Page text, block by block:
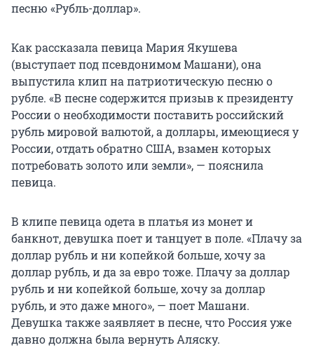
песню «Рубль-доллар».
Как рассказала певица Мария Якушева
(выступает под псевдонимом Машани), она
выпустила клип на патриотическую песню о
рубле. «В песне содержится призыв к президенту
России о необходимости поставить российский
рубль мировой валютой, а доллары, имеющиеся у
России, отдать обратно США, взамен которых
потребовать золото или земли», — пояснила
певица.
В клипе певица одета в платья из монет и
банкнот, девушка поет и танцует в поле. «Плачу за
доллар рубль и ни копейкой больше, хочу за
доллар рубль, и да за евро тоже. Плачу за доллар
рубль и ни копейкой больше, хочу за доллар
рубль, и это даже много», — поет Машани.
Девушка также заявляет в песне, что Россия уже
давно должна была вернуть Аляску.